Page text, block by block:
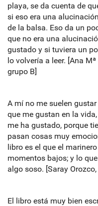
playa, se da cuenta de
si eso era una
de la balsa. Eso da un
que no era una
gustado y si tuviera un
lo volvería a leer. [Ana
grupo B]
A mí no me suelen
que me gustan en la
me ha gustado, porque
pasan cosas muy
libro es el que el
momentos bajos; y lo
algo soso. [Saray Orozco,
El libro está muy bien